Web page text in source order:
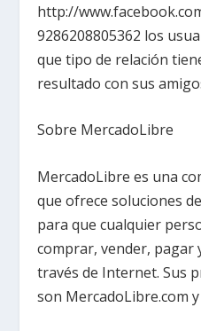
http://
9286208805362 los
que tipo de relación
resultado con sus
Sobre MercadoLibre
MercadoLibre es una
que ofrece soluciones
para que cualquier
comprar, vender, pagar
través de Internet. Sus
son MercadoLibre.com